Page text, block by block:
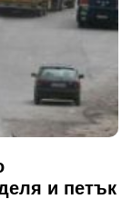
и петък